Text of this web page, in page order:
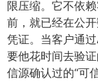
限压缩。它不依
前，就已经在公
凭证。当客户通
要他花时间去验
信源确认过的“可